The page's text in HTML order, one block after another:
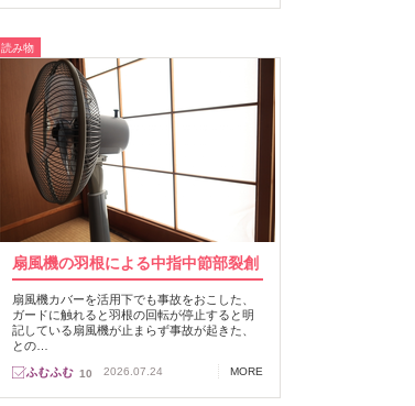
読み物
扇風機の羽根による中指中節部裂創
扇風機カバーを活用下でも事故をおこした、
ガードに触れると羽根の回転が停止すると明
記している扇風機が止まらず事故が起きた、
との…
10 2026.07.24 MORE